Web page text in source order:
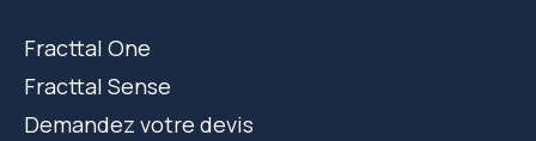
Fracttal One
Fracttal Sense
Demandez votre devis